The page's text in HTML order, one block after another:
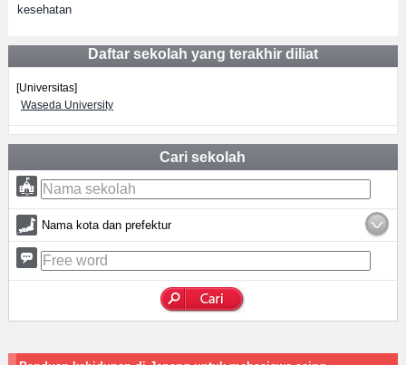
kesehatan
Daftar sekolah yang terakhir diliat
[Universitas]
Waseda University
Cari sekolah
Nama kota dan prefektur